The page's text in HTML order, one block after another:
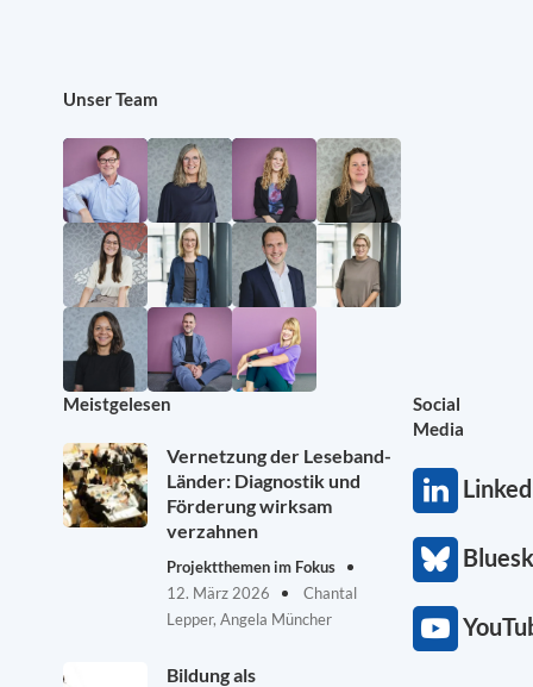
Unser Team
Meistgelesen
Vernetzung der Leseband-
Länder: Diagnostik und
Förderung wirksam
verzahnen
Projektthemen im Fokus
12. März 2026
Chantal
Lepper, Angela Müncher
Bildung als
Social
Media